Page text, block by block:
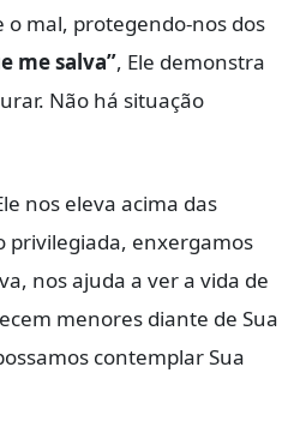
o mal, protegendo-nos dos
me salva”, Ele demonstra
Não há situação
nos eleva acima das
privilegiada, enxergamos
nos ajuda a ver a vida de
menores diante de Sua
contemplar Sua